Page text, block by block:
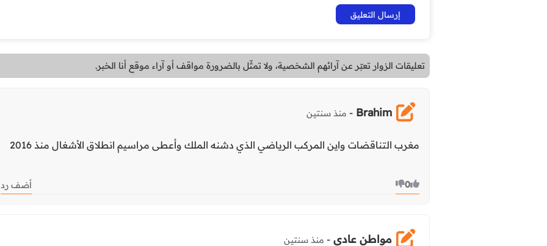
تعليقات الزوار تعبّر عن آرائهم الشخصية، ولا تمثّل بالضرورة مواقف أو آراء موقع أنا الخبر.
Brahim
- منذ سنتين
مغرب التناقضات واين المركب الرياضي الذي دشنه الملك وأعطى مراسيم انطلاق الأشغال منذ 2016
0 أضف رد
مواطن عادي - منذ سنتين